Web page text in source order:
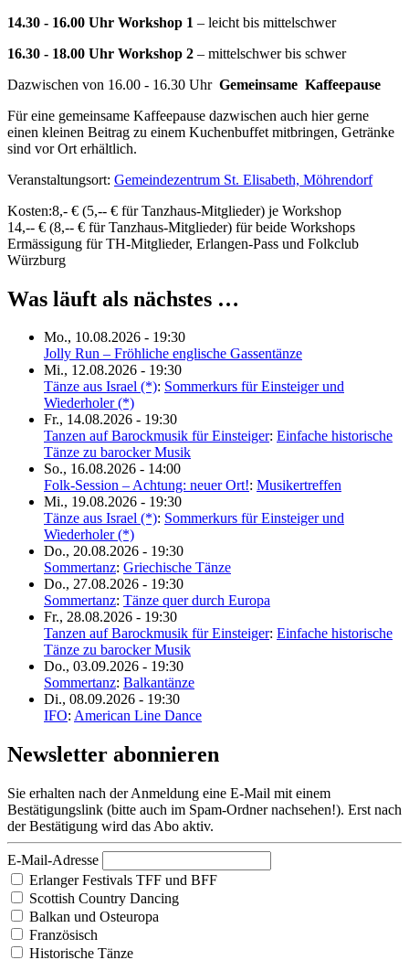
14.30 - 16.00 Uhr Workshop 1 – leicht bis mittelschwer
16.30 - 18.00 Uhr Workshop 2 – mittelschwer bis schwer
Dazwischen von 16.00 - 16.30 Uhr Gemeinsame Kaffeepause
Für eine gemeinsame Kaffeepause dazwischen auch hier gerne
einen kleinen Beitrag zu einem Kuchenbuffet mitbringen, Getränke
sind vor Ort erhältlich.
Veranstaltungsort: Gemeindezentrum St. Elisabeth, Möhrendorf
Kosten:8,- € (5,-- € für Tanzhaus-Mitglieder) je Workshop
14,-- € (8,-- € für Tanzhaus-Mitglieder) für beide Workshops
Ermässigung für TH-Mitglieder, Erlangen-Pass und Folkclub
Würzburg
Was läuft als nächstes …
Mo., 10.08.2026 - 19:30
Jolly Run – Fröhliche englische Gassentänze
Mi., 12.08.2026 - 19:30
Tänze aus Israel (*): Sommerkurs für Einsteiger und
Wiederholer (*)
Fr., 14.08.2026 - 19:30
Tanzen auf Barockmusik für Einsteiger: Einfache historische
Tänze zu barocker Musik
So., 16.08.2026 - 14:00
Folk-Session – Achtung: neuer Ort!: Musikertreffen
Mi., 19.08.2026 - 19:30
Tänze aus Israel (*): Sommerkurs für Einsteiger und
Wiederholer (*)
Do., 20.08.2026 - 19:30
Sommertanz: Griechische Tänze
Do., 27.08.2026 - 19:30
Sommertanz: Tänze quer durch Europa
Fr., 28.08.2026 - 19:30
Tanzen auf Barockmusik für Einsteiger: Einfache historische
Tänze zu barocker Musik
Do., 03.09.2026 - 19:30
Sommertanz: Balkantänze
Di., 08.09.2026 - 19:30
IFO: American Line Dance
Newsletter abonnieren
Sie erhalten nach der Anmeldung eine E-Mail mit einem
Bestätigungslink (bitte auch im Spam-Ordner nachsehen!). Erst nach
der Bestätigung wird das Abo aktiv.
E-Mail-Adresse
Erlanger Festivals TFF und BFF
Scottish Country Dancing
Balkan und Osteuropa
Französisch
Historische Tänze